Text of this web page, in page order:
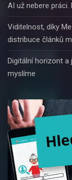
AI už nebere
Viditelnost, díky
distribuce článků
Digitální horizont a
myslíme